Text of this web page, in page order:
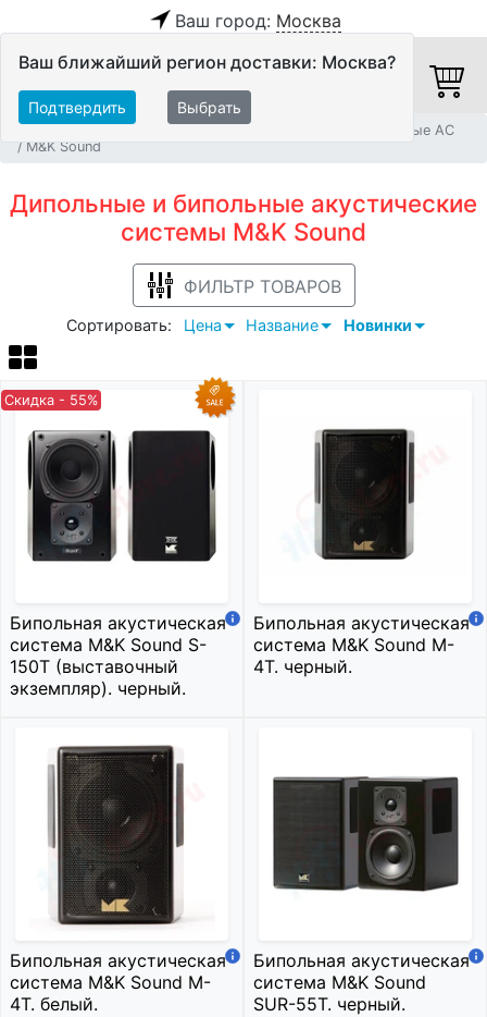
Ваш город: Москва
Ваш ближайший регион доставки: Москва?
Подтвердить Выбрать
Дипольные и бипольные АС
M&K Sound
Дипольные и бипольные акустические
системы M&K Sound
ФИЛЬТР ТОВАРОВ
Сортировать: Цена Название Новинки
Скидка - 55%
Бипольная акустическая
система M&K Sound S-
150T (выставочный
экземпляр). черный.
Бипольная акустическая
система M&K Sound M-
4T. черный.
Бипольная акустическая
система M&K Sound M-
4T. белый.
Бипольная акустическая
система M&K Sound
SUR-55T. черный.